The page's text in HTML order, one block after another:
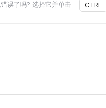
误了吗? 选择它并单击 CTRL